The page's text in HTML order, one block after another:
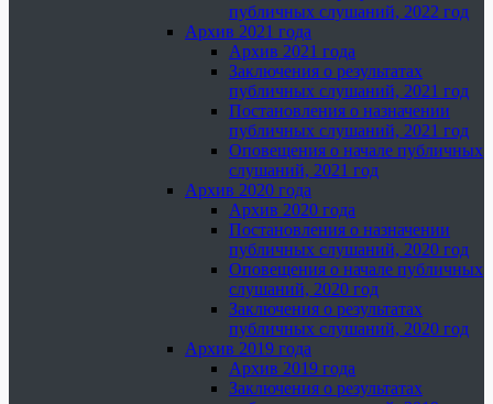
публичных слушаний, 2022 год
Архив 2021 года
Архив 2021 года
Заключения о результатах
публичных слушаний, 2021 год
Постановления о назначении
публичных слушаний, 2021 год
Оповещения о начале публичных
слушаний, 2021 год
Архив 2020 года
Архив 2020 года
Постановления о назначении
публичных слушаний, 2020 год
Оповещения о начале публичных
слушаний, 2020 год
Заключения о результатах
публичных слушаний, 2020 год
Архив 2019 года
Архив 2019 года
Заключения о результатах